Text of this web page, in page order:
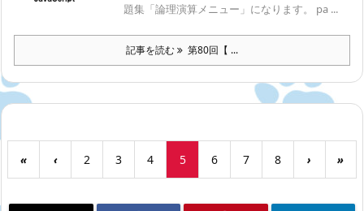
題集「論理演算メニュー」になります。 pa ...
記事を読む 第80回【 ...
« ‹ 2 3 4 5 6 7 8 › »